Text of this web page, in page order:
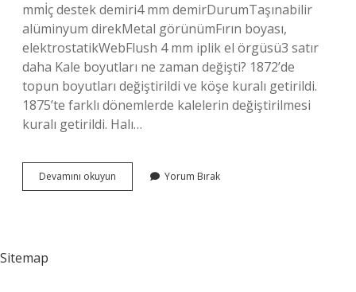
mmİç destek demiri4 mm demirDurumTaşınabilir
alüminyum direkMetal görünümFırın boyası,
elektrostatikWebFlush 4 mm iplik el örgüsü3 satır
daha Kale boyutları ne zaman değişti? 1872’de
topun boyutları değiştirildi ve köşe kuralı getirildi.
1875’te farklı dönemlerde kalelerin değiştirilmesi
kuralı getirildi. Halı…
Devamını okuyun Şampiyonlar
Ligi
Yorum Bırak
Sitemap